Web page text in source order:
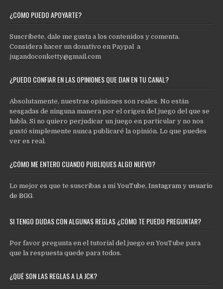
¿CÓMO PUEDO APOYARTE?
Suscríbete, dale me gusta a los contenidos y comenta.
Considera hacer un donativo en Paypal a
jugandoconketty@gmail.com
¿PUEDO CONFIAR EN LAS OPINIONES QUE DAN EN TU CANAL?
Absolutamente, nuestras opiniones son reales. No están
sesgadas de ninguna manera por el origen del juego del que se
habla. Si no quiero perjudicar un juego en particular y no nos
gustó simplemente nunca publicaré la opinión. Lo que puedes
ver es real.
¿CÓMO ME ENTERO CUANDO PUBLIQUES ALGO NUEVO?
Lo mejor es que te suscribas a miYouTube,Instagram y usuario
de BGG.
SI TENGO DUDAS CON ALGUNAS REGLAS ¿CÓMO TE PUEDO PREGUNTAR?
Por favor pregunta en el tutorial del juego en YouTube para
que la respuesta quede para todos.
¿QUÉ SON LAS REGLAS A LA JCK?